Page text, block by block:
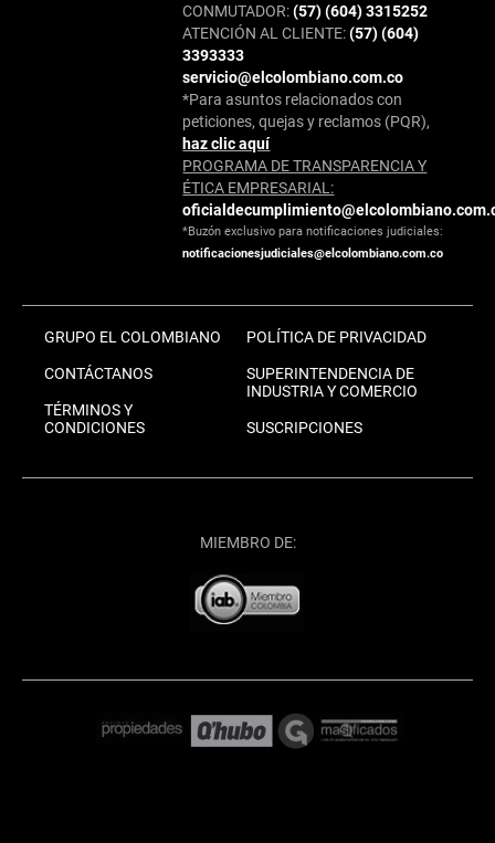
CONMUTADOR:(57) (604) 3315252
ATENCIÓN AL CLIENTE:(57) (604)
3393333
servicio@elcolombiano.com.co
*Para asuntos relacionados con
peticiones, quejas y reclamos (PQR),
haz clic aquí
PROGRAMA DE TRANSPARENCIA Y
ÉTICA EMPRESARIAL:
*Buzón exclusivo para notificaciones judiciales:
notificacionesjudiciales@elcolombiano.com.co
GRUPO EL COLOMBIANO
CONTÁCTANOS
TÉRMINOS Y
CONDICIONES
POLÍTICA DE PRIVACIDAD
SUPERINTENDENCIA DE
INDUSTRIA Y COMERCIO
SUSCRIPCIONES
MIEMBRO DE: